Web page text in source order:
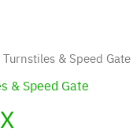
Turnstiles & Speed Gate
& Speed Gate